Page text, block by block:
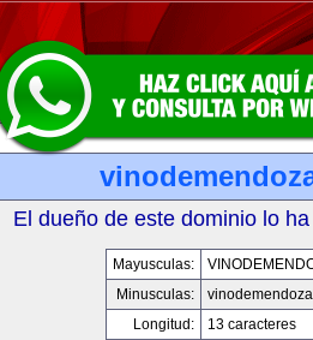
El dueño de este dominio lo
Mayusculas:
Minusculas:
Longitud:
13 caracteres